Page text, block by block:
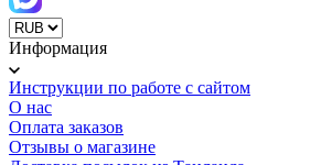
Информация
Инструкции по работе с сайтом
О нас
Оплата заказов
Отзывы о магазине